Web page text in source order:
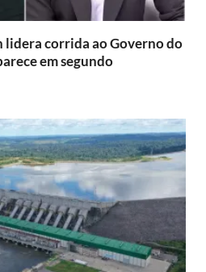
lidera corrida ao Governo do
em segundo